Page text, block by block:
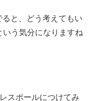
と、どう考えてもい
う気分になりますね
スポールにつけてみ